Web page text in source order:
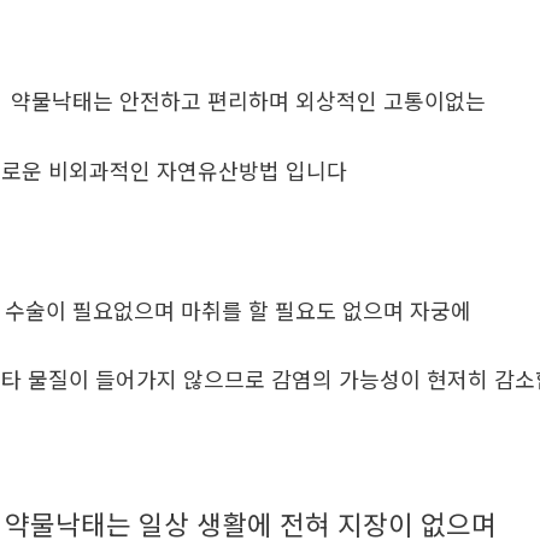
약물낙태는 안전하고 편리하며 외상적인 고통이없는
운 비외과적인 자연유산방법 입니다
술이 필요없으며 마취를 할 필요도 없으며 자궁에
물질이 들어가지 않으므로 감염의 가능성이 현저히 감
약물낙태는 일상 생활에 전혀 지장이 없으며